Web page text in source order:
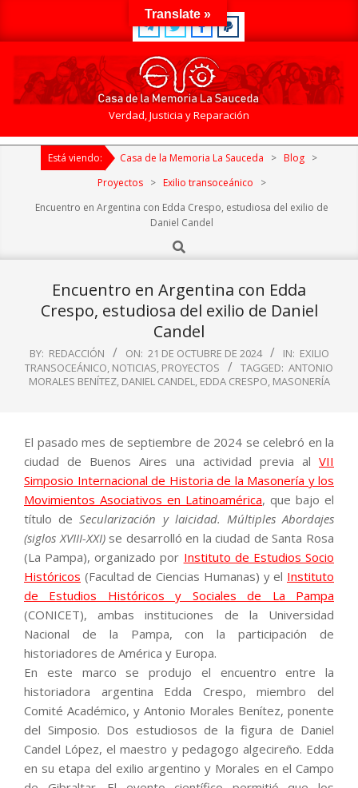
de
Memoria
La
Verdad, Justicia y Reparación
Primary
NavigationEstá viendo: Casa de la Memoria La Sauceda > Blog >
Proyectos
> Exilio transoceánico
>
Encuentro en Argentina con Edda Crespo, estudiosa del exilio de
Daniel Candel
Search
Encuentro en Argentina con Edda
Crespo, estudiosa del exilio de Daniel
Candel
BY: REDACCIÓN ON: 21 DE OCTUBRE DE 2024 IN: EXILIO
TRANSOCEÁNICO, NOTICIAS, PROYECTOS TAGGED: ANTONIO
MORALES BENÍTEZ, DANIEL CANDEL, EDDA CRESPO, MASONERÍA
El pasado mes de septiembre de 2024 se celebró en la
ciudad de Buenos Aires una actividad previa al VII
Simposio Internacional de Historia de la Masonería y los
Movimientos Asociativos en Latinoamérica, que bajo el
título deSecularización y laicidad. Múltiples Abordajes
(siglos XVIII-XXI)se desarrolló en la ciudad de Santa Rosa
(La Pampa), organizado por Instituto de Estudios Socio
Históricos (Facultad de Ciencias Humanas) y el Instituto
de Estudios Históricos y Sociales de La Pampa
(CONICET), ambas instituciones de la Universidad
Nacional de la Pampa, con la participación de
historiadores de América y Europa.
En este marco se produjo el encuentro entre la
historiadora argentina Edda Crespo, miembro del
Comité Académico, y Antonio Morales Benítez, ponente
del Simposio. Dos estudiosos de la figura de Daniel
Candel López, el maestro y pedagogo algecireño. Edda
en su etapa del exilio argentino y Morales en el Campo
Translate »